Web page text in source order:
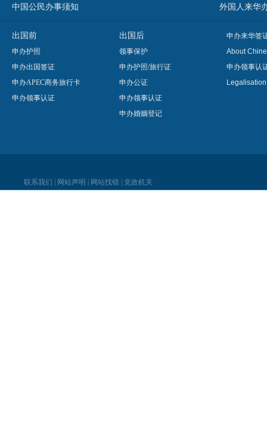
中国公民办事须知 外国人来华
出国前
申办护照
申办出国签证
申办APEC商务旅行卡
申办领事认证
出国后
领事保护
申办护照/旅行证
申办公证
申办领事认证
申办婚姻登记
申办来华签
About
申办领事认
联系我们 网站声明 网站找错 党政机关